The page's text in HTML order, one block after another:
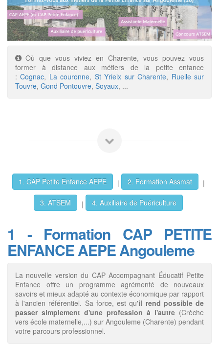
Où que vous viviez en Charente, vous pouvez vous
former à distance aux métiers de la petite enfance
:Cognac, La couronne, St Yrieix sur Charente, Ruelle sur
Touvre, Gond Pontouvre, Soyaux, ...
1. CAP Petite Enfance AEPE | 2. Formation Assmat
|
3. ATSEM
| 4. Auxiliaire de Puériculture
1 - Formation CAP PETITE
ENFANCE AEPE Angouleme
La nouvelle version du CAP Accompagnant Éducatif Petite
Enfance offre un programme agrémenté de nouveaux
savoirs et mieux adapté au contexte économique par rapport
à l'ancien référentiel. Sa force, est qu'il rend possible de
passer simplement d'une profession à l'autre (Crèche
vers école maternelle,...) sur Angouleme (Charente) pendant
votre parcours professionnel.